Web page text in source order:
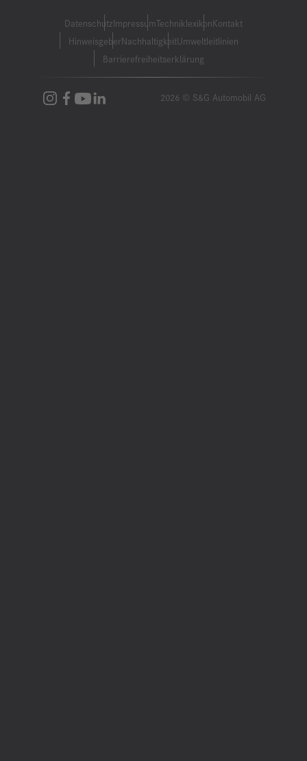
DatenschutzImpressumTechniklexikonKontakt
HinweisgeberNachhaltigkeitUmweltleitlinien
Barrierefreiheitserklärung
2026 © S&G Automobil AG